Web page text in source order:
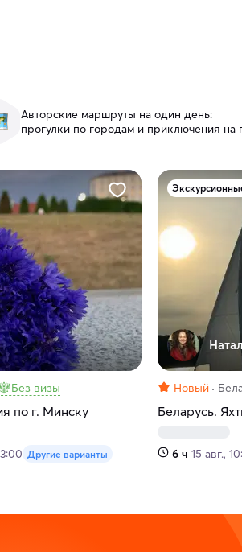
Авторские маршруты на один день:
прогулки по городам и приключения на
Без визы
по г. Минску
Другие варианты
Новый
Беларусь.
6 ч 15 авг.,